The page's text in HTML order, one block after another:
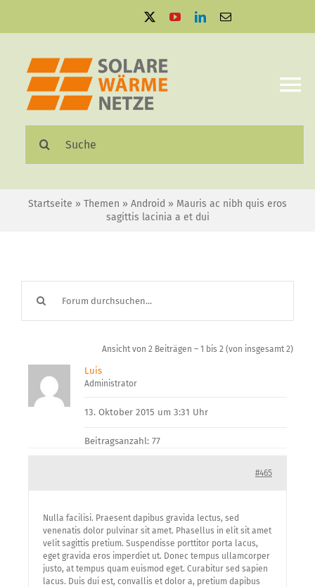
springen
Solare Wärmenetze
Mediathek
nach:
Startseite » Themen » Android » Mauris ac nibh quis eros
sagittis lacinia a et dui
Ansicht von 2 Beiträgen – 1 bis 2 (von insgesamt 2)
Luis
Administrator
13. Oktober 2015 um 3:31 Uhr
Beitragsanzahl: 77
#465
Nulla facilisi. Praesent dapibus gravida lectus, sed
venenatis dolor pulvinar sit amet. Phasellus in elit sit amet
velit sagittis pretium. Suspendisse porttitor porta lacus,
eget gravida eros imperdiet ut. Donec tempus ullamcorper
justo, at tempus quam euismod eget. Curabitur sed sapien
lacus. Duis dui est, convallis et dolor a, pretium dapibus